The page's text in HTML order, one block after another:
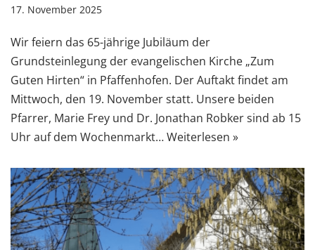
17. November 2025
Wir feiern das 65-jährige Jubiläum der
Grundsteinlegung der evangelischen Kirche „Zum
Guten Hirten“ in Pfaffenhofen. Der Auftakt findet am
Mittwoch, den 19. November statt. Unsere beiden
Pfarrer, Marie Frey und Dr. Jonathan Robker sind ab 15
Uhr auf dem Wochenmarkt…Weiterlesen »